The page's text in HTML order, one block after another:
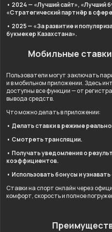
• 2024 — «Лучший сайт», «Лучший
«Стратегический партнёр в
• 2025 — «За развитие и
букмекер Казахстана».
Мобильные
Пользователи могут заключать
и в мобильном приложении. Здесь
доступны все функции — от
вывода средств.
Что можно делать в приложении:
• Делать ставки в режиме
• Смотреть трансляции.
• Получать уведомления о
коэффициентов.
• Использовать бонусы и
Ставки на спорт онлайн через
комфорт, скорость и полное